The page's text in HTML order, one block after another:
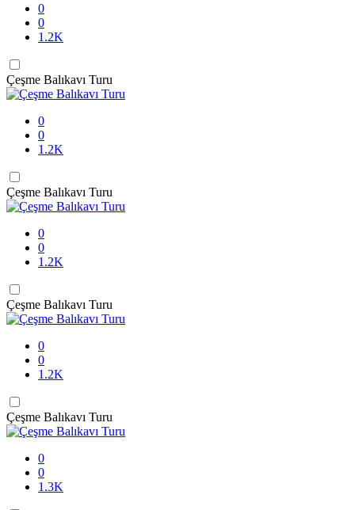
0
0
1.2K
Çeşme Balıkavı Turu
0
0
1.2K
Çeşme Balıkavı Turu
0
0
1.2K
Çeşme Balıkavı Turu
0
0
1.2K
Çeşme Balıkavı Turu
0
0
1.3K